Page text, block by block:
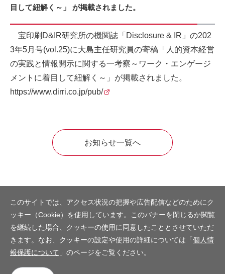
目して紐解く～」 が掲載されました。
宝印刷D&IR研究所の機関誌「Disclosure & IR」の202
3年5月号(vol.25)に大島主任研究員の寄稿「人的資本経営
の実践と情報開示に関する一考察～ワーク・エンゲージ
メントに着目して紐解く～」が掲載されました。
https://www.dirri.co.jp/pub/
お知らせ一覧へ
このサイトでは、アクセス状況の把握や広告配信などのためにク
ッキー（Cookie）を使用しています。このバナーを閉じるか閲覧
を継続した場合、クッキーの使用に同意したこととさせていただ
きます。なお、クッキーの設定や使用の詳細については「個人情
報保護について 」のページをご覧ください。